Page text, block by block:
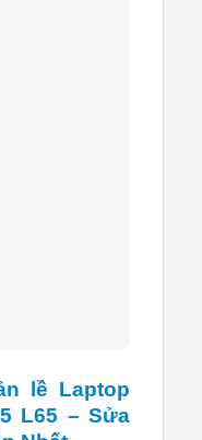
lề Laptop
L65 – Sửa